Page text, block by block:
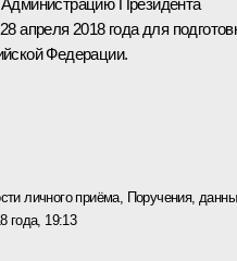
Президента
апреля 2018 года для
Федерации.
личного приёма, Поручения,
года, 19:13